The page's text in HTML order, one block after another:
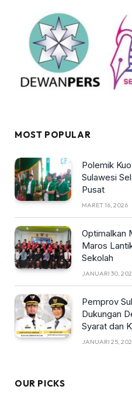
MOST POPULAR
Polemik
Sulawesi
Pusat
MARET 16, 2026
Optimalkan
Maros
Sekolah
JANUARI 30,
Pemprov
Dukungan
Syarat dan
JANUARI 25,
OUR PICKS